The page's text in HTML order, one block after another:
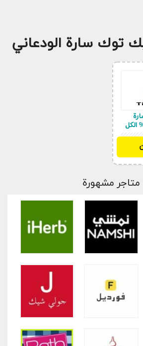
توك سارة الودعاني
متاجر مشهورة